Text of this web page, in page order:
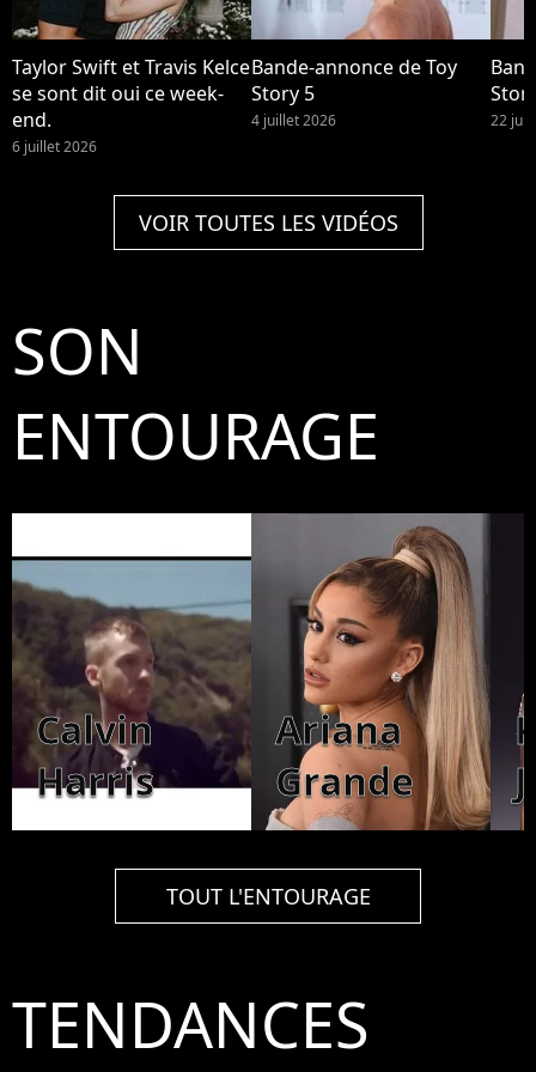
Taylor Swift et Travis Kelce
se sont dit oui ce week-
end.
6 juillet 2026
Bande-annonce de Toy
Story 5
4 juillet 2026 22
VOIR TOUTES LES VIDÉOS
SON
ENTOURAGE
Calvin
Harris
Ariana
Grande
TOUT L'ENTOURAGE
TENDANCES